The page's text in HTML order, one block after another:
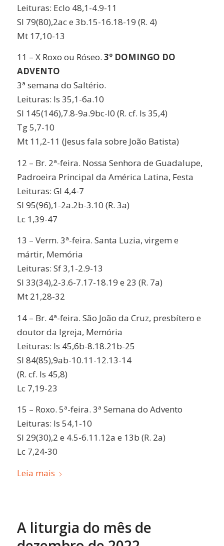
Leituras: Eclo 48,1-4.9-11
Sl 79(80),2ac e 3b.15-16.18-19 (R. 4)
Mt 17,10-13
11 – X Roxo ou Róseo. 3º DOMINGO DO
ADVENTO
3ª semana do Saltério.
Leituras: Is 35,1-6a.10
Sl 145(146),7.8-9a.9bc-l0 (R. cf. Is 35,4)
Tg 5,7-10
Mt 11,2-11 (Jesus fala sobre João Batista)
12 – Br. 2ª-feira. Nossa Senhora de Guadalupe,
Padroeira Principal da América Latina, Festa
Leituras: Gl 4,4-7
Sl 95(96),1-2a.2b-3.10 (R. 3a)
Lc 1,39-47
13 – Verm. 3ª-feira. Santa Luzia, virgem e
mártir, Memória
Leituras: Sf 3,1-2.9-13
Sl 33(34),2-3.6-7.17-18.19 e 23 (R. 7a)
Mt 21,28-32
14 – Br. 4ª-feira. São João da Cruz, presbítero e
doutor da Igreja, Memória
Leituras: Is 45,6b-8.18.21b-25
Sl 84(85),9ab-10.11-12.13-14
(R. cf. Is 45,8)
Lc 7,19-23
15 – Roxo. 5ª-feira. 3ª Semana do Advento
Leituras: Is 54,1-10
Sl 29(30),2 e 4.5-6.11.12a e 13b (R. 2a)
Lc 7,24-30
Leia mais
A liturgia do mês de